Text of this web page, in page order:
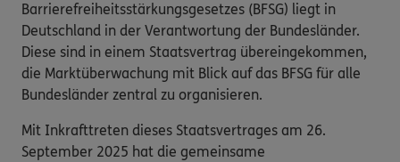
Barrierefreiheitsstärkungsgesetzes (BFSG) liegt in
Deutschland in der Verantwortung der Bundesländer.
Diese sind in einem Staatsvertrag übereingekommen,
die Marktüberwachung mit Blick auf das BFSG für alle
Bundesländer zentral zu organisieren.
Mit Inkrafttreten dieses Staatsvertrages am 26.
September 2025 hat die gemeinsame